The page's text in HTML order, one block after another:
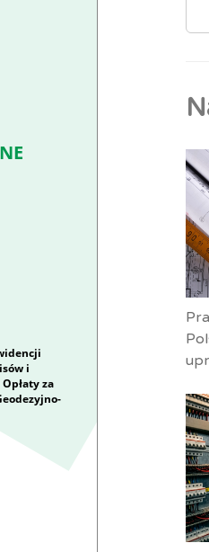
i
za